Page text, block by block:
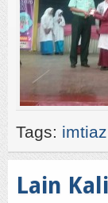
Tags:
Lain